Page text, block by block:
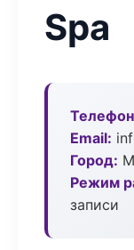
Spa
Email:
Город:
Режим
записи